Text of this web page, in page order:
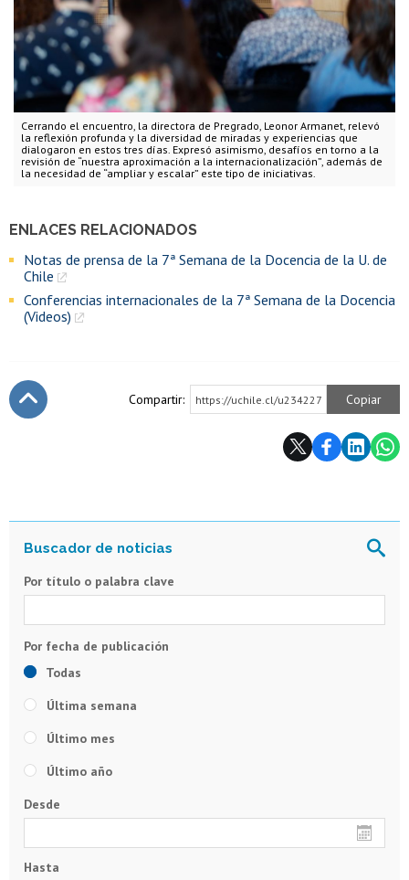
Cerrando el encuentro, la directora de Pregrado, Leonor Armanet, relevó
la reflexión profunda y la diversidad de miradas y experiencias que
dialogaron en estos tres días. Expresó asimismo, desafíos en torno a la
revisión de “nuestra aproximación a la internacionalización”, además de
la necesidad de “ampliar y escalar” este tipo de iniciativas.
ENLACES RELACIONADOS
Notas de prensa de la 7ª Semana de la Docencia de la U. de
Chile
Conferencias internacionales de la 7ª Semana de la Docencia
(Videos)
Compartir: https://uchile.cl/u234227 Copiar
Por título o palabra clave
Todas
Última semana
Último mes
Último año
Desde
Hasta